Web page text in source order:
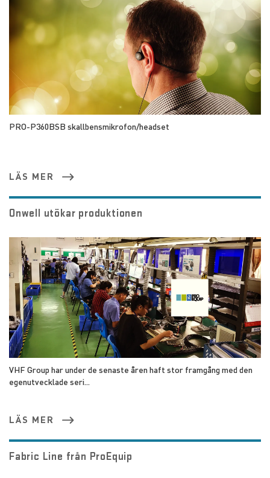
PRO-P360BSB skallbensmikrofon/headset
LÄS MER
Onwell utökar produktionen
VHF Group har under de senaste åren haft stor framgång med den
egenutvecklade seri...
LÄS MER
Fabric Line från ProEquip